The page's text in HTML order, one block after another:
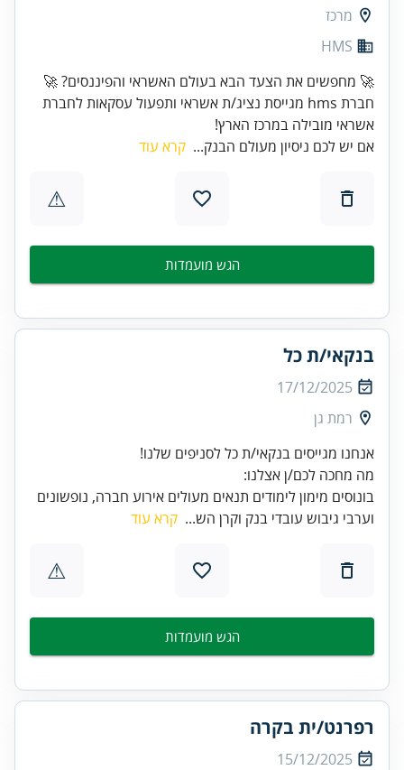
מרכז
HMS
חברת hms מגייסת נציג/ת אשראי ותפעול עסקאות לחברת
אשראי מובילה במרכז הארץ!
אם יש לכם ניסיון מעולם הבנק... קרא עוד
⚠
הגש מועמדות
בנקאי/ת כל
17/12/2025
רמת גן
מה מחכה לכם/ן אצלנו:
בונוסים מימון לימודים תנאים מעולים אירוע חברה, נופשונים
וערבי גיבוש עובדי בנק וקרן הש... קרא עוד
⚠
הגש מועמדות
רפרנט/ית בקרה
15/12/2025